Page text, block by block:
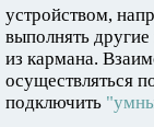
устройством,
выполнять
из кармана.
осуществляться
подключить